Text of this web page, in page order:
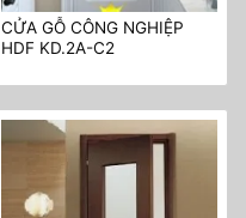
CỬA GỖ CÔNG NGHIỆP
HDF KD.2A-C2